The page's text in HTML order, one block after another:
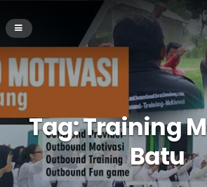
Tag:Training
Batu